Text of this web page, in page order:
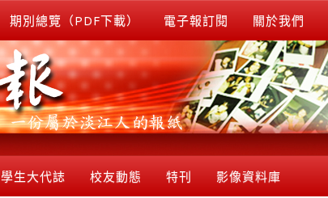
期別總覽（PDF下載） 電子報訂閱 關於我們
學生大代誌 校友動態 特刊 影像資料庫